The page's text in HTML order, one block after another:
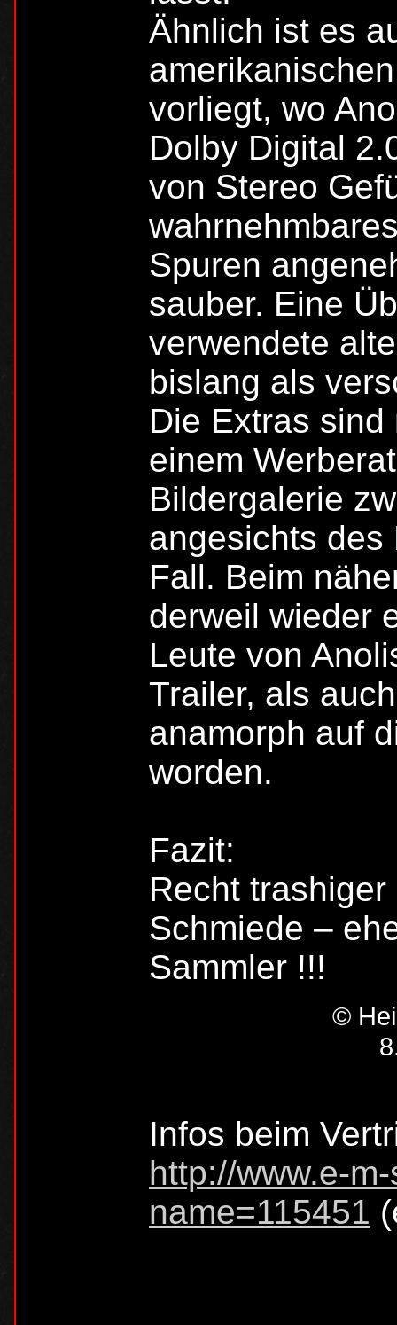
Ähnlich ist es
vorliegt, wo
Dolby Digital
von Stereo
Spuren
sauber. Eine
verwendete
bislang als
Die Extras
einem
Bildergalerie
angesichts des
Fall. Beim
derweil wieder
Leute von
Trailer, als
anamorph auf
worden.
Fazit:
Recht
Schmiede –
Sammler !!!
©
Infos beim
http://www.e-
name=115451